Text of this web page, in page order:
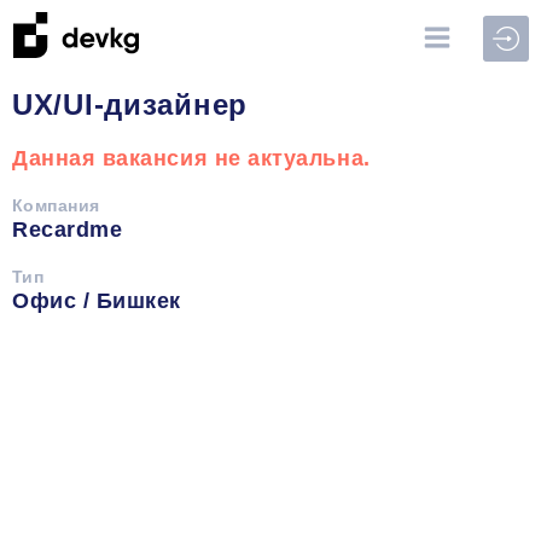
UХ/UI-дизайнер
Данная вакансия не актуальна.
Компания
Recardme
Тип
Офис / Бишкек